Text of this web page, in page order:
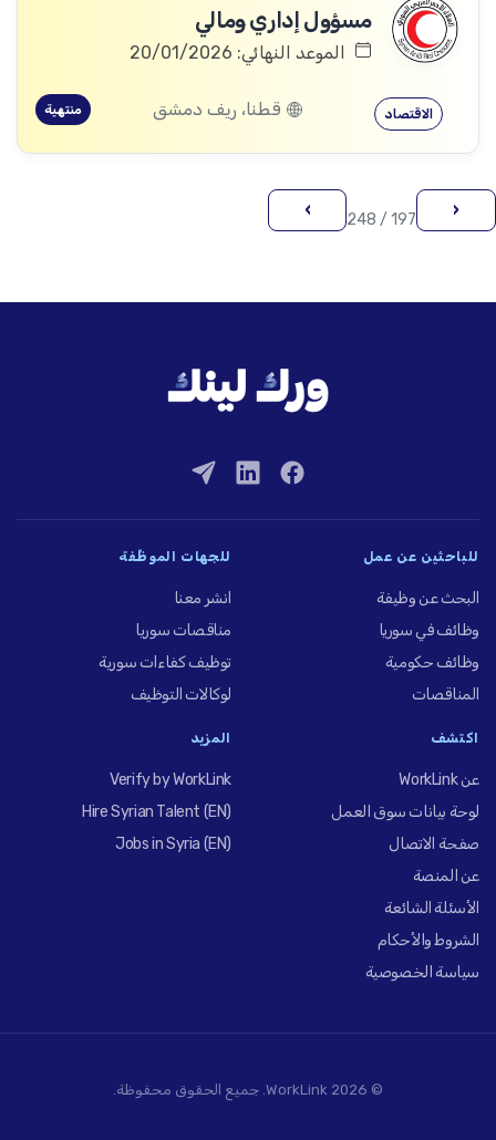
مسؤول إداري ومالي
الموعد النهائي: 20/01/2026
الاقتصاد قطنا، ريف دمشق منتهية
‹
197 / 248
›
للباحثين عن عمل
البحث عن وظيفة
وظائف في سوريا
وظائف حكومية
المناقصات
للجهات الموظِّفة
انشر معنا
مناقصات سوريا
توظيف كفاءات سورية
لوكالات التوظيف
اكتشف
عن WorkLink
لوحة بيانات سوق العمل
صفحة الاتصال
عن المنصة
الأسئلة الشائعة
الشروط والأحكام
سياسة الخصوصية
المزيد
Verify by WorkLink
Hire Syrian Talent (EN)
Jobs in Syria (EN)
© 2026 WorkLink. جميع الحقوق محفوظة.